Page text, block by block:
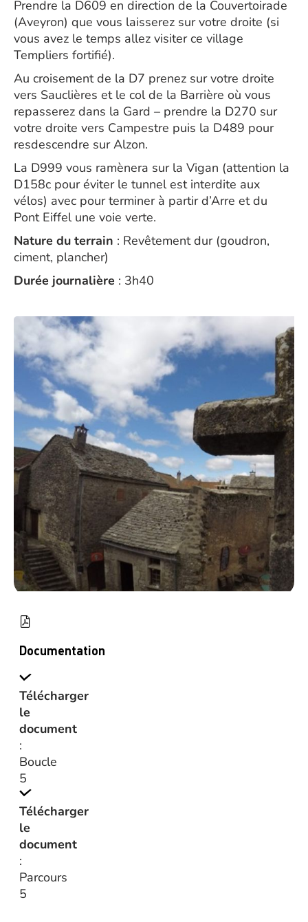
Prendre la D609 en direction de la Couvertoirade
(Aveyron) que vous laisserez sur votre droite (si
vous avez le temps allez visiter ce village
Templiers fortifié).
Au croisement de la D7 prenez sur votre droite
vers Sauclières et le col de la Barrière où vous
repasserez dans la Gard – prendre la D270 sur
votre droite vers Campestre puis la D489 pour
resdescendre sur Alzon.
La D999 vous ramènera sur la Vigan (attention la
D158c pour éviter le tunnel est interdite aux
vélos) avec pour terminer à partir d’Arre et du
Pont Eiffel une voie verte.
Nature du terrain : Revêtement dur (goudron,
ciment, plancher)
Durée journalière : 3h40
Documentation
Télécharger
le
document
:
Boucle
5
Télécharger
le
document
:
Parcours
5